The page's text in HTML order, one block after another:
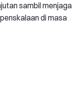
sambil menjaga
di masa